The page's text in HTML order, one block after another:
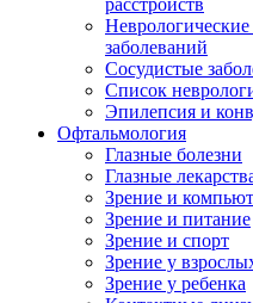
расстройств
заболеваний
Сосудистые
Список
Эпилепсия и
Офтальмология
Глазные болезни
Глазные
Зрение и
Зрение и питание
Зрение и спорт
Зрение у
Зрение у ребенка